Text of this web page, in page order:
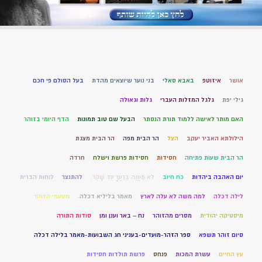
אושר איזוטפ באבא סאלי בני נוער שיוצאים מהדת בעל הסולם פי חכם
גילי יפת גלגל המזלות העברי גלות וגאולה
האם מותר לאישה ללמוד תורת הנסתר הבעל שם טוב תמונות הדף היומי בזוהר
הילולתא האביר יעקב הצל הר הבית מפה הר הבית מצגת
הר הבית שעות פתיחה חסידות חסידות פרשת וישלח חרדה
יום האהבה ביהדות כח חיוב לֹא תַעֲנֶה בְרֵעֲךָ עֵד שָׁקֶר. להתנצר לוחות הברית
לילה דכלה למה משה לא עלה לארץ מאמר בליליא דכלה. מטעמי הזוהר
מיסטיקה יהודית מסרים מהזוהר נח – באר וענן ומן סודות התורה
סיום זוהר תשפא ספר הזהר-מועדים-בעניני חג השבועות-מאמר בלילה דכלה
עץ החיים עשרת המכות פנחס פרשת תולדות חסידות